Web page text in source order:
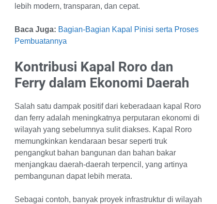
lebih modern, transparan, dan cepat.
Baca Juga: Bagian-Bagian Kapal Pinisi serta Proses
Pembuatannya
Kontribusi Kapal Roro dan
Ferry dalam Ekonomi Daerah
Salah satu dampak positif dari keberadaan kapal Roro
dan ferry adalah meningkatnya perputaran ekonomi di
wilayah yang sebelumnya sulit diakses. Kapal Roro
memungkinkan kendaraan besar seperti truk
pengangkut bahan bangunan dan bahan bakar
menjangkau daerah-daerah terpencil, yang artinya
pembangunan dapat lebih merata.
Sebagai contoh, banyak proyek infrastruktur di wilayah